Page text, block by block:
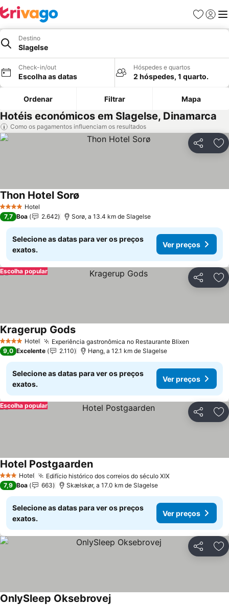
Favoritos
Iniciar
Destino
Slagelse
Check-in/out
Escolha as datas
Hóspedes e quartos
2 hóspedes, 1 quarto.
Ordenar Filtrar Mapa
Hotéis económicos em Slagelse, Dinamarca
Como os pagamentos influenciam os resultados
Partilhar
4 EstrelasHotel
Thon Hotel Sorø
7,7 Boa 2.642 Sorø, a 13.4 km de Slagelse
Selecione as datas para ver os preços
exatos.
Ver preços
Partilhar
Escolha popular
4 EstrelasHotel Experiência gastronômica no Restaurante Blixen
Kragerup Gods
9,0 Excelente 2.110 Høng, a 12.1 km de Slagelse
Selecione as datas para ver os preços
exatos.
Ver preços
Partilhar
Escolha popular
3 EstrelasHotel Edifício histórico dos correios do século XIX
Hotel Postgaarden
7,9 Boa 663 Skælskør, a 17.0 km de Slagelse
Selecione as datas para ver os preços
exatos.
Ver preços
Partilhar
OnlySleep Oksebrovej